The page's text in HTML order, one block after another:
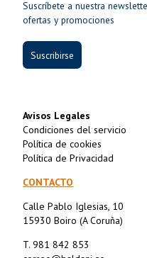
Suscríbete a nuestra
ofertas y promociones
Suscribirse
Avisos Legales
Condiciones del servicio
Política de cookies
Política de Privacidad
CONTACTO
Calle Pablo Iglesias, 10
15930 Boiro (A Coruña)
T. 981 842 853